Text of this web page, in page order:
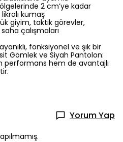
2 cm’ye kadar
kumaş
giyim, taktik görevler,
çalışmaları
fonksiyonel ve şık bir
Gömlek ve Siyah Pantolon:
performans hem de avantajlı
Yorum Yap